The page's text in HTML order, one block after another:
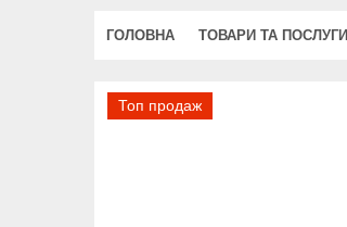
ГОЛОВНА ТОВАРИ ТА ПОСЛУГИ
Топ продаж